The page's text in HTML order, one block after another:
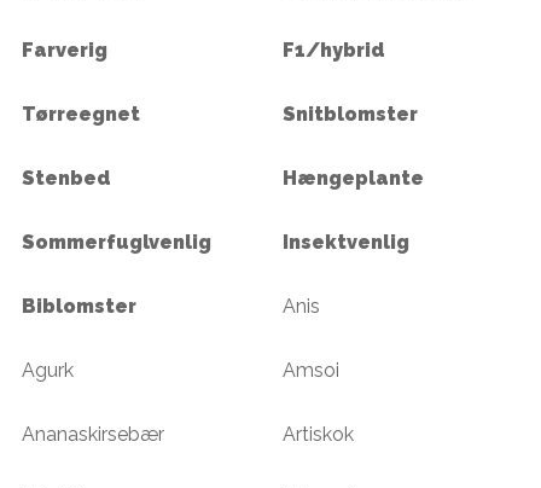
Farverig F1/hybrid
Tørreegnet Snitblomster
Stenbed Hængeplante
Sommerfuglvenlig Insektvenlig
Biblomster Anis
Agurk Amsoi
Ananaskirsebær Artiskok